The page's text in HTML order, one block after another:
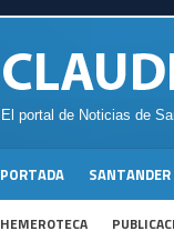
El portal de Noticias de
PORTADA SANTANDER
HEMEROTECA